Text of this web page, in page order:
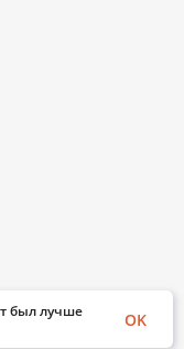
был лучше
OK